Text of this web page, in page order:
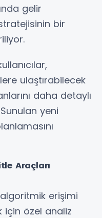
gelir
bir
ulaştırabilecek
daha detaylı
yeni
Araçları
erişimi
için özel analiz